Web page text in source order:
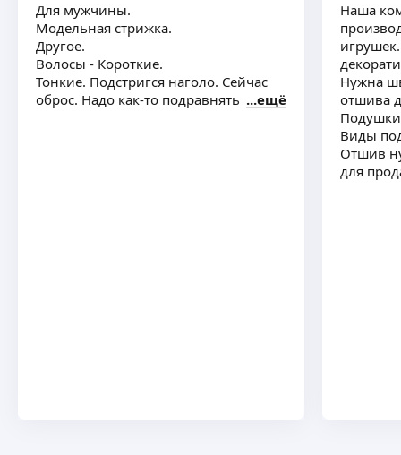
-20% по акции «знакомство с мастером».
Действует только к новым мастерам
студии в первый месяц работы.
Подробности уточняйте.
ещё
Для мужчины.
Модельная стрижка.
Другое.
Волосы - Короткие.
Тонкие. Подстригся наголо. Сейчас
оброс. Надо как-то подравнять
ещё
Наша
Нужна
отшива
Виды
Отшив
для